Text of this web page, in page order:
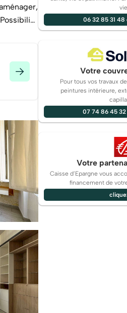
d'eau,
métro
le site
06 32 85 31
Votre
Pour tous vos travaux
peintures intérieure,
07 74 86 45
Votre
Caisse d’Epargne vous
financement de